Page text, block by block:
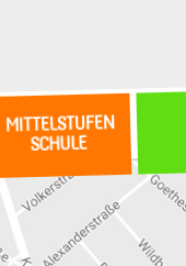
MITTELSTUFEN
SCHULE